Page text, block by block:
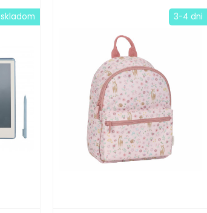
skladom 3-4 dni